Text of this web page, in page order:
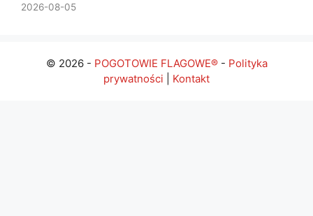
2026-08-05
© 2026 - POGOTOWIE FLAGOWE®- Polityka
prywatności
Kontakt